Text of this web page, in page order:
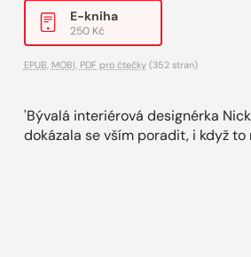
E-kniha
250 Kč
EPUB MOBI PDF pro čtečky(352 stran)
'Bývalá interiérová designérka
dokázala se vším poradit, i když to